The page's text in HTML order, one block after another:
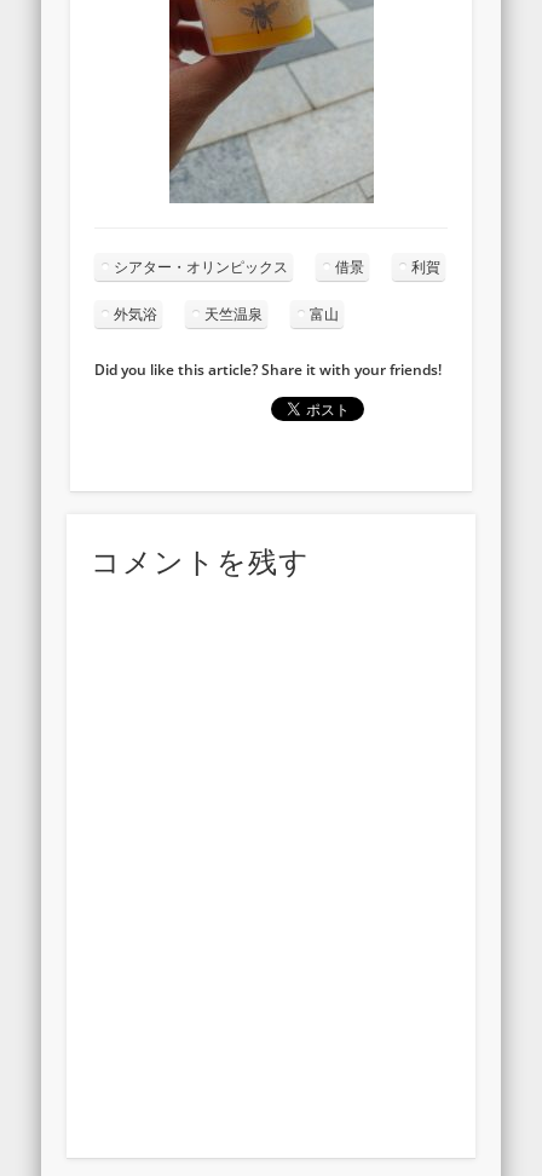
シアター・オリンピックス 借景 利賀
外気浴 天竺温泉 富山
Did you like this article? Share it with your friends!
コメントを残す